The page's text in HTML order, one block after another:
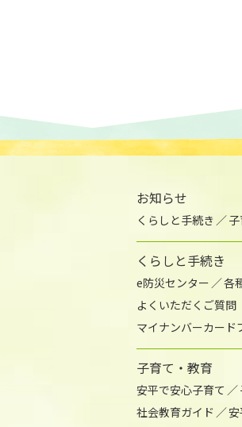
お知らせ
くらしと手続き
くらしと手続き
e防災センター 各
よくいただくご質問
マイナンバーカード
子育て・教育
安平で安心子育て
社会教育ガイド